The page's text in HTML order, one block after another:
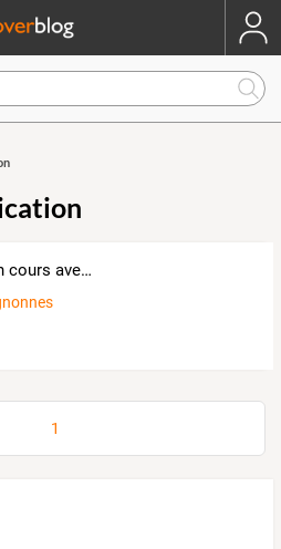
Course en cours avec les mignonnes
1